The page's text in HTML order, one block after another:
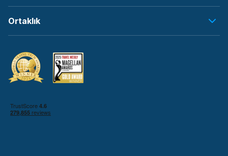
Ortaklık